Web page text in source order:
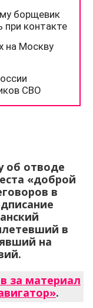
об отводе
«доброй
в
в
на
за материал
.